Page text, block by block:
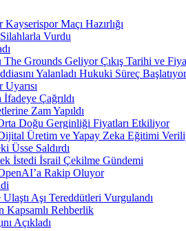
Maçı Hazırlığı
Vurdu
Grounds Geliyor Çıkış Tarihi ve
Yalanladı Hukuki Süreç Başlatıyor
Çağrıldı
Zam Yapıldı
Doğu Gerginliği Fiyatları Etkiliyor
Üretim ve Yapay Zeka Eğitimi
Üsse Saldırdı
İstedi İsrail Çekilme Gündemi
Rakip Oluyor
Aşı Tereddütleri Vurgulandı
Kapsamlı Rehberlik
Açıkladı